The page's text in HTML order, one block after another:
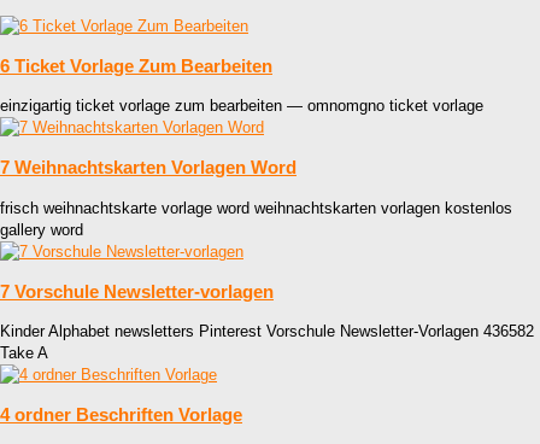
6 Ticket Vorlage Zum Bearbeiten
einzigartig ticket vorlage zum bearbeiten — omnomgno ticket vorlage
7 Weihnachtskarten Vorlagen Word
frisch weihnachtskarte vorlage word weihnachtskarten vorlagen kostenlos
gallery word
7 Vorschule Newsletter-vorlagen
Kinder Alphabet newsletters Pinterest Vorschule Newsletter-Vorlagen 436582
Take A
4 ordner Beschriften Vorlage